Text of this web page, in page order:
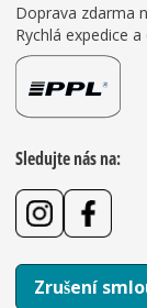
Doprava zdarma
Rychlá expedice
Sledujte nás na:
Zrušení